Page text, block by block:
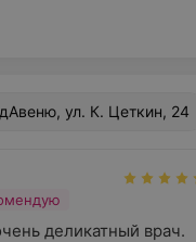
ул. К. Цеткин, 24
деликатный врач.